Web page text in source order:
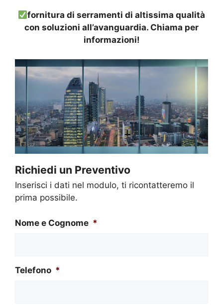
fornitura di serramenti di altissima qualità
con soluzioni all’avanguardia. Chiama per
informazioni!
Richiedi un Preventivo
Inserisci i dati nel modulo, ti ricontatteremo il
prima possibile.
Nome e Cognome *
Telefono *